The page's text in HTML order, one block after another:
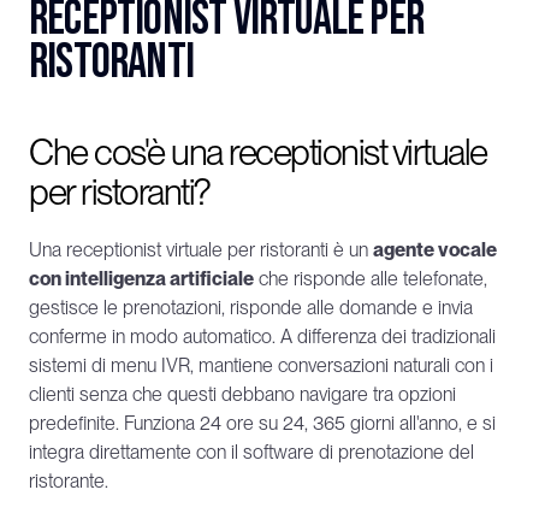
receptionist virtuale per
ristoranti
Che cos'è una receptionist virtuale
per ristoranti?
Una receptionist virtuale per ristoranti è un agente vocale
con intelligenza artificiale che risponde alle telefonate,
gestisce le prenotazioni, risponde alle domande e invia
conferme in modo automatico. A differenza dei tradizionali
sistemi di menu IVR, mantiene conversazioni naturali con i
clienti senza che questi debbano navigare tra opzioni
predefinite. Funziona 24 ore su 24, 365 giorni all'anno, e si
integra direttamente con il software di prenotazione del
ristorante.